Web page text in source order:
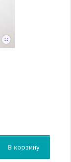
В корзину